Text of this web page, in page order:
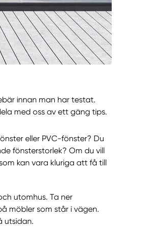
innan man har testat.
med oss av ett gäng tips.
eller PVC-fönster? Du
fönsterstorlek? Om du vill
kan vara kluriga att få till
utomhus. Ta ner
möbler som står i vägen.
utsidan.